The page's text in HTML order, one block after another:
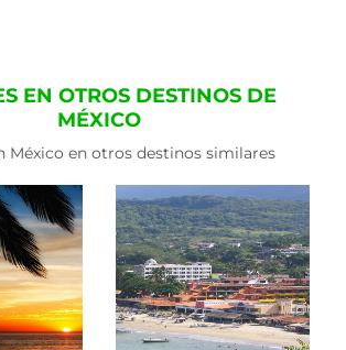
EN OTROS DESTINOS DE
MÉXICO
México en otros destinos similares